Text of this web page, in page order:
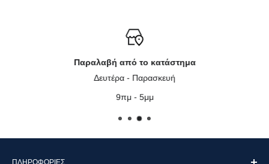
Παραλαβή από το κατάστημα
Δευτέρα - Παρασκευή
9πμ - 5μμ
ΠΛΗΡΟΦΟΡΊΕΣ